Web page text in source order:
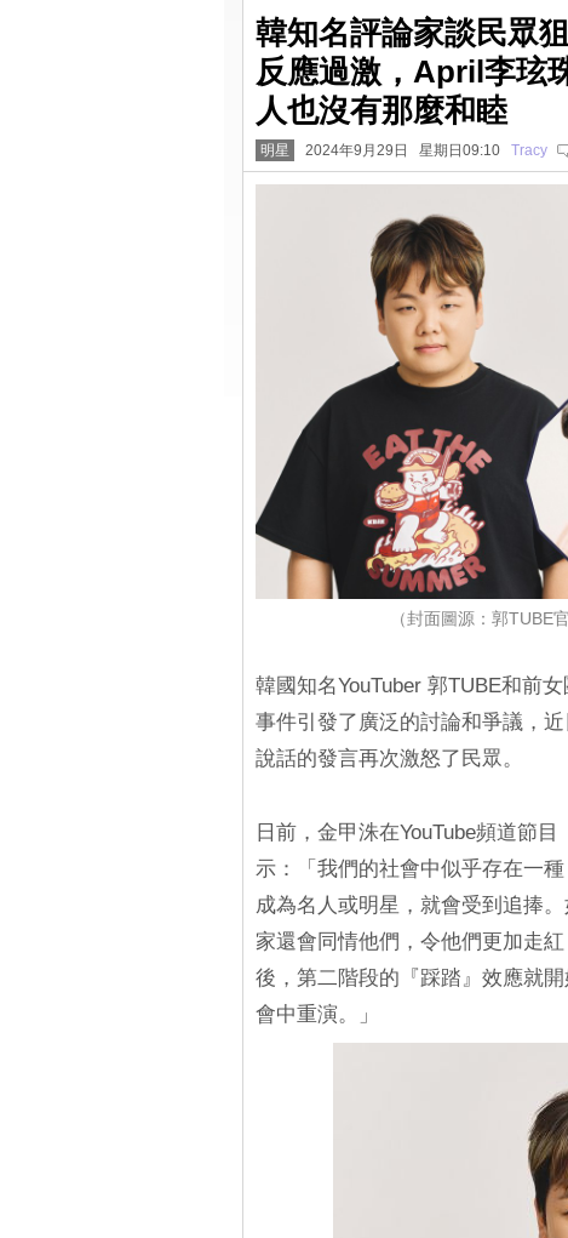
韓知名評論家談民眾
反應過激，April李玹
人也沒有那麼和睦
明星 2024年9月29日 星期日09:10 Tracy
（封面圖源：郭TUBE
韓國知名YouTuber 郭TUBE和前
事件引發了廣泛的討論和爭議，
說話的發言再次激怒了民眾。
日前，金甲洙在YouTube頻道節
示：「我們的社會中似乎存在一
成為名人或明星，就會受到追捧
家還會同情他們，令他們更加走
後，第二階段的『踩踏』效應就
會中重演。」